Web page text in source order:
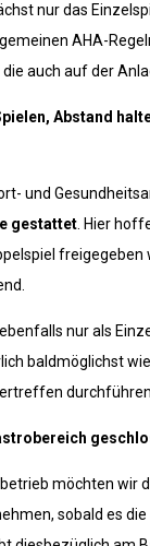
nur das
AHA-
auch auf der
Abstand
und
gestattet . Hier
freigegeben
nur als
baldmöglichst
durchführen.
möchten wir
sobald es